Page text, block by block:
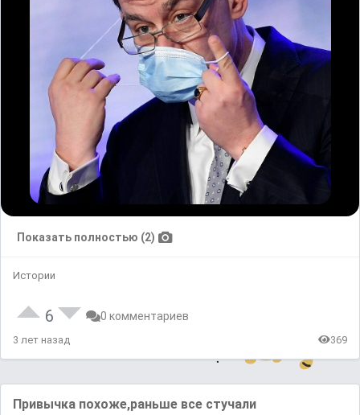
Показать полностью (2)
Истории
6 0 комментариев
3 лет назад 369
Привычка похоже,раньше все стучали